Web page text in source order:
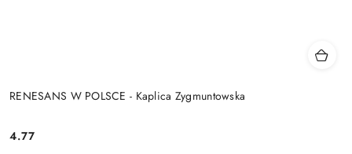
RENESANS W POLSCE - Kaplica Zygmuntowska
Cena:
4.77